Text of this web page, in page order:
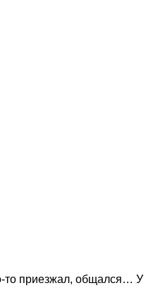
приезжал, общался…